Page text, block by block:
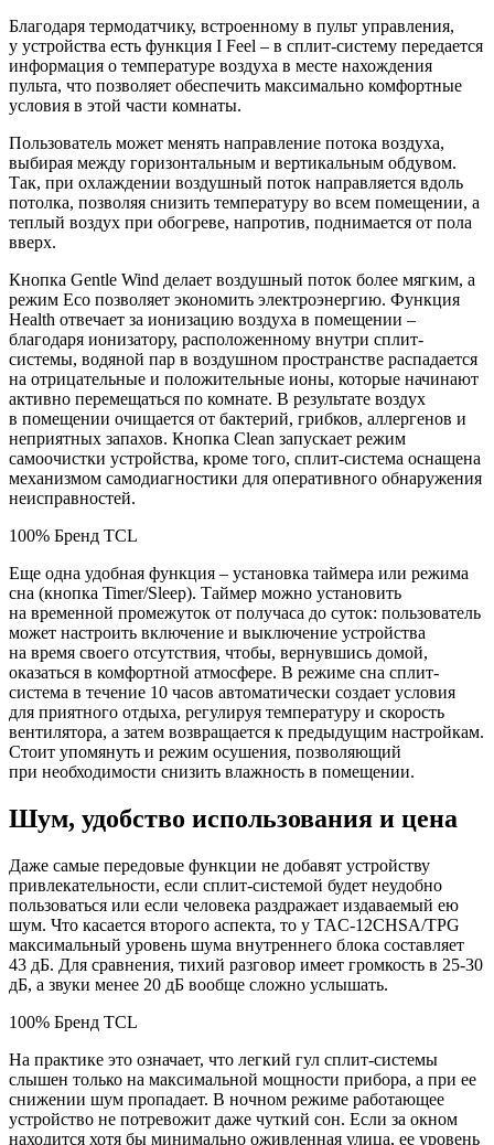
Благодаря термодатчику, встроенному в пульт управления,
у устройства есть функция I Feel – в сплит-систему передается
информация о температуре воздуха в месте нахождения
пульта, что позволяет обеспечить максимально комфортные
условия в этой части комнаты.
Пользователь может менять направление потока воздуха,
выбирая между горизонтальным и вертикальным обдувом.
Так, при охлаждении воздушный поток направляется вдоль
потолка, позволяя снизить температуру во всем помещении, а
теплый воздух при обогреве, напротив, поднимается от пола
вверх.
Кнопка Gentle Wind делает воздушный поток более мягким, а
режим Eco позволяет экономить электроэнергию. Функция
Health отвечает за ионизацию воздуха в помещении –
благодаря ионизатору, расположенному внутри сплит-
системы, водяной пар в воздушном пространстве распадается
на отрицательные и положительные ионы, которые начинают
активно перемещаться по комнате. В результате воздух
в помещении очищается от бактерий, грибков, аллергенов и
неприятных запахов. Кнопка Clean запускает режим
самоочистки устройства, кроме того, сплит-система оснащена
механизмом самодиагностики для оперативного обнаружения
неисправностей.
100% Бренд TCL
Еще одна удобная функция – установка таймера или режима
сна (кнопка Timer/Sleep). Таймер можно установить
на временной промежуток от получаса до суток: пользователь
может настроить включение и выключение устройства
на время своего отсутствия, чтобы, вернувшись домой,
оказаться в комфортной атмосфере. В режиме сна сплит-
система в течение 10 часов автоматически создает условия
для приятного отдыха, регулируя температуру и скорость
вентилятора, а затем возвращается к предыдущим настройкам.
Стоит упомянуть и режим осушения, позволяющий
при необходимости снизить влажность в помещении.
Шум, удобство использования и цена
Даже самые передовые функции не добавят устройству
привлекательности, если сплит-системой будет неудобно
пользоваться или если человека раздражает издаваемый ею
шум. Что касается второго аспекта, то у TAC-12CHSA/TPG
максимальный уровень шума внутреннего блока составляет
43 дБ. Для сравнения, тихий разговор имеет громкость в 25-30
дБ, а звуки менее 20 дБ вообще сложно услышать.
100% Бренд TCL
На практике это означает, что легкий гул сплит-системы
слышен только на максимальной мощности прибора, а при ее
снижении шум пропадает. В ночном режиме работающее
устройство не потревожит даже чуткий сон. Если за окном
находится хотя бы минимально оживленная улица, ее уровень